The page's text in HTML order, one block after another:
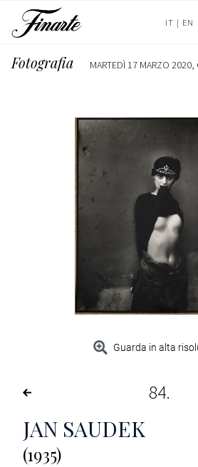
IT | EN
Fotografia MARTEDÌ 17 MARZO 2020,
Guarda in alta
84
JAN SAUDEK
(1935)